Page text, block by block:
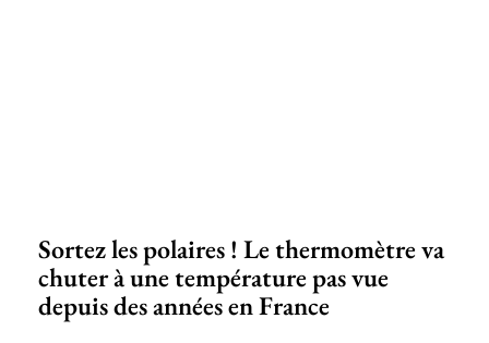
Sortez les polaires ! Le thermomètre va
chuter à une température pas vue
depuis des années en France